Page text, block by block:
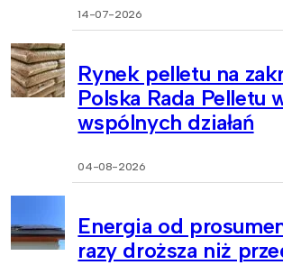
14-07-2026
Rynek pelletu na
Polska Rada Pelletu
wspólnych działań
04-08-2026
Energia od
razy droższa niż